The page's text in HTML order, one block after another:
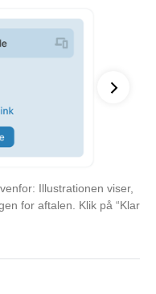
Illustrationen viser,
for aftalen. Klik på “Klar